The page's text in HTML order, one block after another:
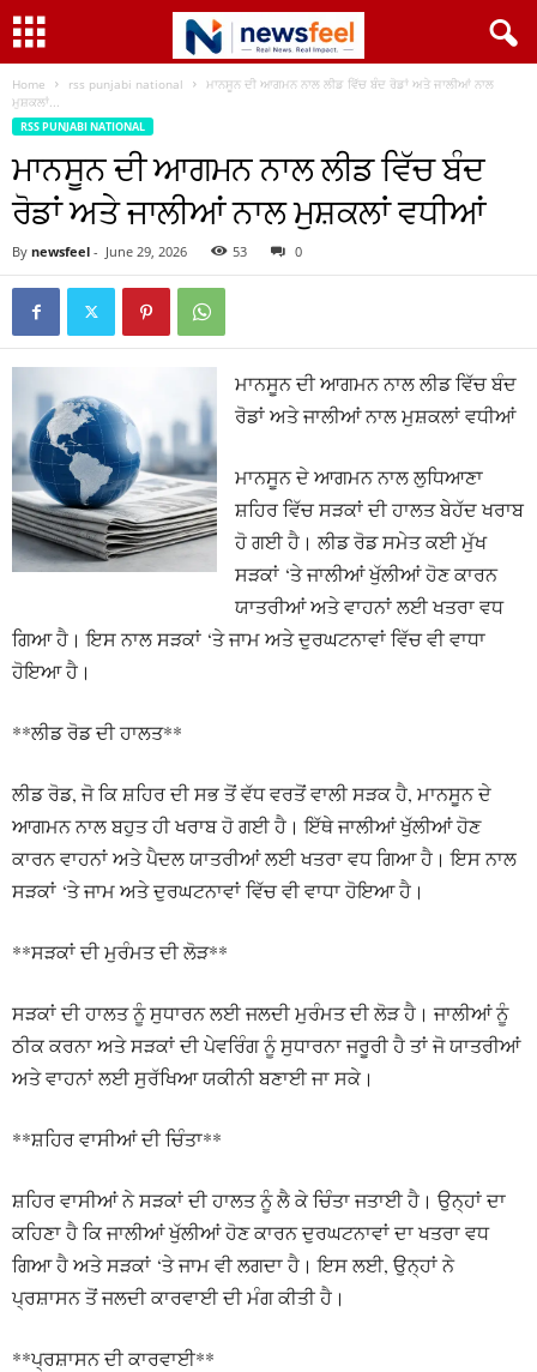
Home rss punjabi national
ਮਾਨਸੂਨ ਦੀ ਆਗਮਨ ਨਾਲ ਲੀਡ ਵਿੱਚ ਬੰਦ ਰੋਡਾਂ ਅਤੇ ਜਾਲੀਆਂ ਨਾਲ
ਮੁਸ਼ਕਲਾਂ...
RSS PUNJABI NATIONAL
ਮਾਨਸੂਨ ਦੀ ਆਗਮਨ ਨਾਲ ਲੀਡ ਵਿੱਚ ਬੰਦ
ਰੋਡਾਂ ਅਤੇ ਜਾਲੀਆਂ ਨਾਲ ਮੁਸ਼ਕਲਾਂ ਵਧੀਆਂ
By newsfeel - June 29, 2026 53 0
ਮਾਨਸੂਨ ਦੀ ਆਗਮਨ ਨਾਲ ਲੀਡ ਵਿੱਚ ਬੰਦ
ਰੋਡਾਂ ਅਤੇ ਜਾਲੀਆਂ ਨਾਲ ਮੁਸ਼ਕਲਾਂ ਵਧੀਆਂ
ਮਾਨਸੂਨ ਦੇ ਆਗਮਨ ਨਾਲ ਲੁਧਿਆਣਾ
ਸ਼ਹਿਰ ਵਿੱਚ ਸੜਕਾਂ ਦੀ ਹਾਲਤ ਬੇਹੱਦ ਖਰਾਬ
ਹੋ ਗਈ ਹੈ। ਲੀਡ ਰੋਡ ਸਮੇਤ ਕਈ ਮੁੱਖ
ਸੜਕਾਂ ‘ਤੇ ਜਾਲੀਆਂ ਖੁੱਲੀਆਂ ਹੋਣ ਕਾਰਨ
ਯਾਤਰੀਆਂ ਅਤੇ ਵਾਹਨਾਂ ਲਈ ਖਤਰਾ ਵਧ
ਗਿਆ ਹੈ। ਇਸ ਨਾਲ ਸੜਕਾਂ ‘ਤੇ ਜਾਮ ਅਤੇ ਦੁਰਘਟਨਾਵਾਂ ਵਿੱਚ ਵੀ ਵਾਧਾ
ਹੋਇਆ ਹੈ।
**ਲੀਡ ਰੋਡ ਦੀ ਹਾਲਤ**
ਲੀਡ ਰੋਡ, ਜੋ ਕਿ ਸ਼ਹਿਰ ਦੀ ਸਭ ਤੋਂ ਵੱਧ ਵਰਤੋਂ ਵਾਲੀ ਸੜਕ ਹੈ, ਮਾਨਸੂਨ ਦੇ
ਆਗਮਨ ਨਾਲ ਬਹੁਤ ਹੀ ਖਰਾਬ ਹੋ ਗਈ ਹੈ। ਇੱਥੇ ਜਾਲੀਆਂ ਖੁੱਲੀਆਂ ਹੋਣ
ਕਾਰਨ ਵਾਹਨਾਂ ਅਤੇ ਪੈਦਲ ਯਾਤਰੀਆਂ ਲਈ ਖਤਰਾ ਵਧ ਗਿਆ ਹੈ। ਇਸ ਨਾਲ
ਸੜਕਾਂ ‘ਤੇ ਜਾਮ ਅਤੇ ਦੁਰਘਟਨਾਵਾਂ ਵਿੱਚ ਵੀ ਵਾਧਾ ਹੋਇਆ ਹੈ।
**ਸੜਕਾਂ ਦੀ ਮੁਰੰਮਤ ਦੀ ਲੋੜ**
ਸੜਕਾਂ ਦੀ ਹਾਲਤ ਨੂੰ ਸੁਧਾਰਨ ਲਈ ਜਲਦੀ ਮੁਰੰਮਤ ਦੀ ਲੋੜ ਹੈ। ਜਾਲੀਆਂ ਨੂੰ
ਠੀਕ ਕਰਨਾ ਅਤੇ ਸੜਕਾਂ ਦੀ ਪੇਵਰਿੰਗ ਨੂੰ ਸੁਧਾਰਨਾ ਜਰੂਰੀ ਹੈ ਤਾਂ ਜੋ ਯਾਤਰੀਆਂ
ਅਤੇ ਵਾਹਨਾਂ ਲਈ ਸੁਰੱਖਿਆ ਯਕੀਨੀ ਬਣਾਈ ਜਾ ਸਕੇ।
**ਸ਼ਹਿਰ ਵਾਸੀਆਂ ਦੀ ਚਿੰਤਾ**
ਸ਼ਹਿਰ ਵਾਸੀਆਂ ਨੇ ਸੜਕਾਂ ਦੀ ਹਾਲਤ ਨੂੰ ਲੈ ਕੇ ਚਿੰਤਾ ਜਤਾਈ ਹੈ। ਉਨ੍ਹਾਂ ਦਾ
ਕਹਿਣਾ ਹੈ ਕਿ ਜਾਲੀਆਂ ਖੁੱਲੀਆਂ ਹੋਣ ਕਾਰਨ ਦੁਰਘਟਨਾਵਾਂ ਦਾ ਖਤਰਾ ਵਧ
ਗਿਆ ਹੈ ਅਤੇ ਸੜਕਾਂ ‘ਤੇ ਜਾਮ ਵੀ ਲਗਦਾ ਹੈ। ਇਸ ਲਈ, ਉਨ੍ਹਾਂ ਨੇ
ਪ੍ਰਸ਼ਾਸਨ ਤੋਂ ਜਲਦੀ ਕਾਰਵਾਈ ਦੀ ਮੰਗ ਕੀਤੀ ਹੈ।
**ਪ੍ਰਸ਼ਾਸਨ ਦੀ ਕਾਰਵਾਈ**